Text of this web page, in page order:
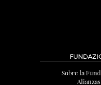
Sobre la
Alianzas